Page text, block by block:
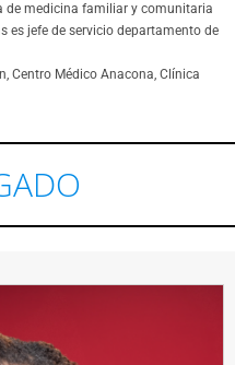
de medicina familiar y comunitaria
es jefe de servicio departamento de
Centro Médico Anacona, Clínica